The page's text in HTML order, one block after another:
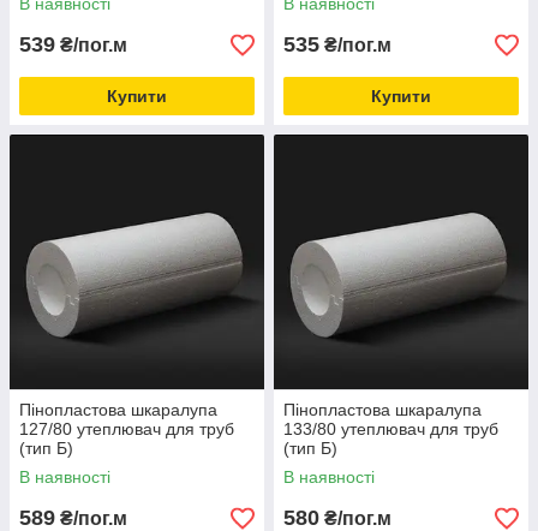
539 ₴/пог.м
Купити
535 ₴/пог.м
Купити
Пінопластова шкаралупа
127/80 утеплювач для труб
(тип Б)
В наявності
589 ₴/пог.м
Пінопластова шкаралупа
133/80 утеплювач для труб
(тип Б)
В наявності
580 ₴/пог.м